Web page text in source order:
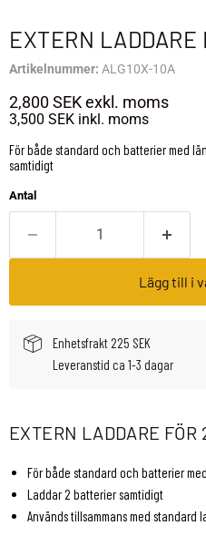
EXTERN LADDARE
Artikelnummer: ALG10X-10A
2,800 SEKexkl. moms
3,500 SEK inkl. moms
För både standard och batterier med
samtidigt
Antal
Lägg till i
Enhetsfrakt 225 SEK
Leveranstid ca 1-3 dagar
EXTERN LADDARE FÖR
För både standard och batterier
Laddar 2 batterier samtidigt
Används tillsammans med standard